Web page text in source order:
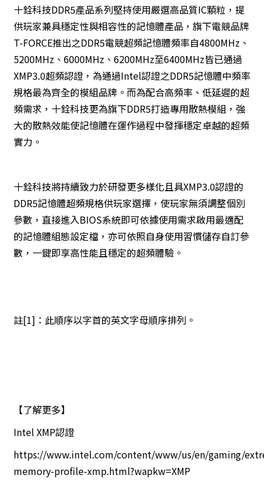
十銓科技DDR5產品系列堅持使用嚴選高品質IC顆粒，提
供玩家兼具穩定性與相容性的記憶體產品，旗下電競品牌
T-FORCE推出之DDR5電競超頻記憶體頻率自4800MHz、
5200MHz、6000MHz、6200MHz至6400MHz皆已通過
XMP3.0超頻認證，為通過Intel認證之DDR5記憶體中頻率
規格最為齊全的模組品牌。而為配合高頻率、低延遲的超
頻需求，十銓科技更為旗下DDR5打造專用散熱模組，強
大的散熱效能使記憶體在運作過程中發揮穩定卓越的超頻
實力。
十銓科技將持續致力於研發更多樣化且具XMP3.0認證的
DDR5記憶體超頻規格供玩家選擇，使玩家無須調整個別
參數，直接進入BIOS系統即可依據使用需求啟用最適配
的記憶體組態設定檔，亦可依照自身使用習慣儲存自訂參
數，一鍵即享高性能且穩定的超頻體驗。
註[1]：此順序以字首的英文字母順序排列。
【了解更多】
Intel XMP認證
https://www.intel.com/content/www/us/en/gaming/
memory-profile-xmp.html?wapkw=XMP